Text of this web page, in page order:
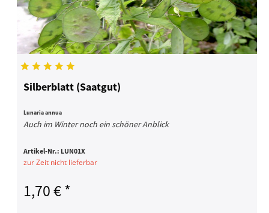
Silberblatt (Saatgut)
Lunaria annua
Auch im Winter noch ein schöner Anblick
Artikel-Nr.: LUN01X
zur Zeit nicht lieferbar
1,70 € *